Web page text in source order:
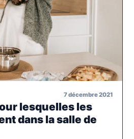
7 décembre 2021
lesquelles les
dans la salle de